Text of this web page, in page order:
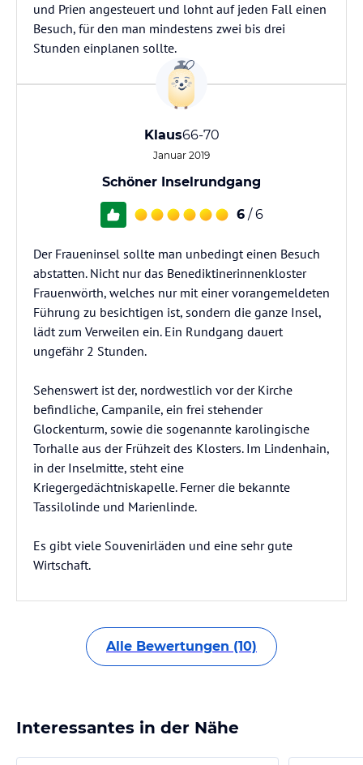
und Prien angesteuert und lohnt auf jeden Fall einen
Besuch, für den man mindestens zwei bis drei
Stunden einplanen sollte.
Klaus66-70
Januar 2019
Schöner Inselrundgang
6 / 6
Der Fraueninsel sollte man unbedingt einen Besuch
abstatten. Nicht nur das Benediktinerinnenkloster
Frauenwörth, welches nur mit einer vorangemeldeten
Führung zu besichtigen ist, sondern die ganze Insel,
lädt zum Verweilen ein. Ein Rundgang dauert
ungefähr 2 Stunden.
Sehenswert ist der, nordwestlich vor der Kirche
befindliche, Campanile, ein frei stehender
Glockenturm, sowie die sogenannte karolingische
Torhalle aus der Frühzeit des Klosters. Im Lindenhain,
in der Inselmitte, steht eine
Kriegergedächtniskapelle. Ferner die bekannte
Tassilolinde und Marienlinde.
Es gibt viele Souvenirläden und eine sehr gute
Wirtschaft.
Alle Bewertungen (10)
Interessantes in der Nähe